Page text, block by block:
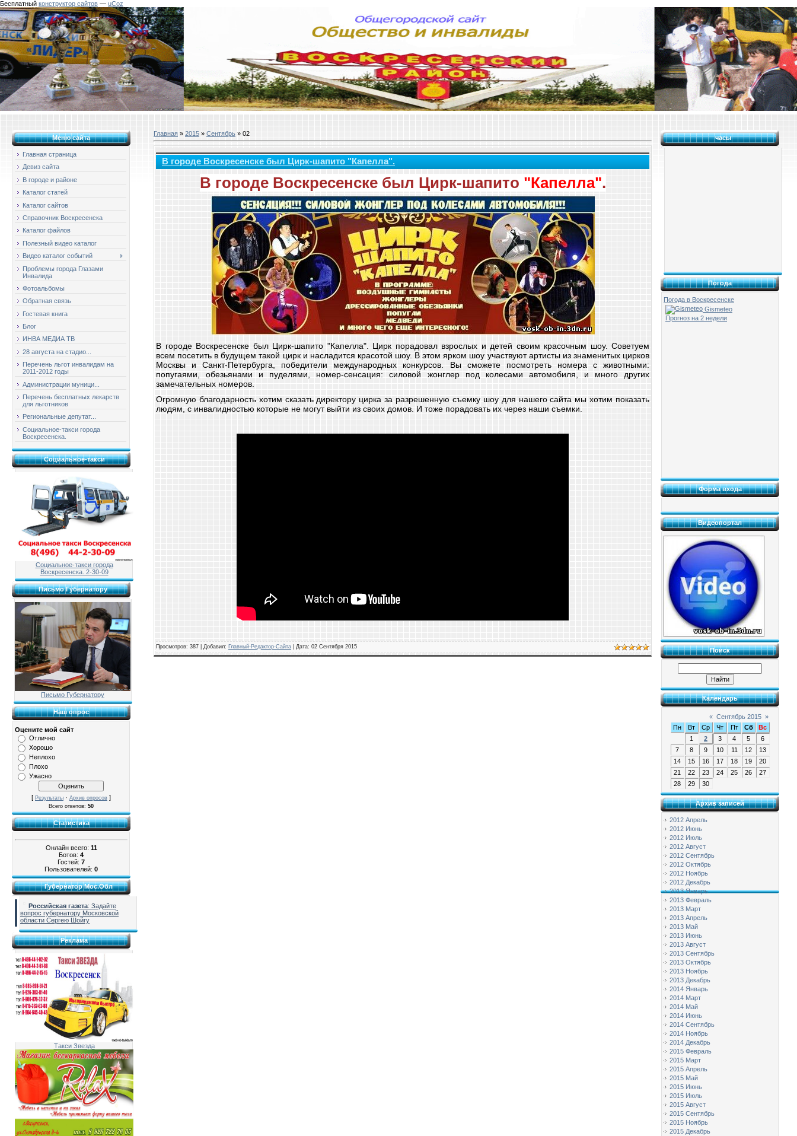
Бесплатный конструктор сайтов — uCoz
Меню сайта
Главная страница
Девиз сайта
В городе и районе
Каталог статей
Каталог сайтов
Справочник Воскресенска
Каталог файлов
Полезный видео каталог
Видео каталог событий
Проблемы города Глазами
Инвалида
Фотоальбомы
Обратная связь
Гостевая книга
Блог
ИНВА МЕДИА ТВ
28 августа на стадио...
Перечень льгот инвалидам на
2011-2012 годы
Администрации муници...
Перечень бесплатных лекарств
для льготников
Региональные депутат...
Социальное-такси города
Воскресенска.
Социальное-такси
Социальное-такси города
Воскресенска. 2-30-09
Письмо Губернатору
Письмо Губернатору
Наш опрос
Оцените мой сайт
Отлично
Хорошо
Неплохо
Плохо
Ужасно
[ Результаты · Архив опросов ]
Всего ответов: 50
Статистика
Онлайн всего: 11
Ботов: 4
Гостей: 7
Пользователей: 0
Губернатор Мос.Обл
Российская газета: Задайте
вопрос губернатору Московской
области Сергею Шойгу
Реклама
Такси Звезда
Главная » 2015 » Сентябрь » 02
В городе Воскресенске был Цирк-шапито "Капелла".
В городе Воскресенске был Цирк-шапито "Капелла".
В городе Воскресенске был Цирк-шапито "Капелла". Цирк порадовал взрослых и детей своим красочным шоу. Советуем
всем посетить в будущем такой цирк и насладится красотой шоу. В этом ярком шоу участвуют артисты из знаменитых цирков
Москвы и Санкт-Петербурга, победители международных конкурсов. Вы сможете посмотреть номера с животными:
попугаями, обезьянами и пуделями, номер-сенсация: силовой жонглер под колесами автомобиля, и много других
замечательных номеров.
Огромную благодарность хотим сказать директору цирка за разрешенную съемку шоу для нашего сайта мы хотим показать
людям, с инвалидностью которые не могут выйти из своих домов. И тоже порадовать их через наши съемки.
Просмотров: 387 | Добавил: Главный-Редактор-Сайта | Дата: 02 Сентября 2015
часы
Погода
Погода в Воскресенске
Gismeteo
Прогноз на 2 недели
Форма входа
Видеопортал
Поиск
Календарь
« Сентябрь 2015 »
Пн
Вт Ср Чт Пт Сб
Вс
1
2 3 4 5
6
7
8 9 10 11 12
13
14
15 16 17 18 19
20
21
22 23 24 25 26
27
28
29 30
Архив записей
2012 Апрель
2012 Июнь
2012 Июль
2012 Август
2012 Сентябрь
2012 Октябрь
2012 Ноябрь
2012 Декабрь
2013 Январь
2013 Февраль
2013 Март
2013 Апрель
2013 Май
2013 Июнь
2013 Август
2013 Сентябрь
2013 Октябрь
2013 Ноябрь
2013 Декабрь
2014 Январь
2014 Март
2014 Май
2014 Июнь
2014 Сентябрь
2014 Ноябрь
2014 Декабрь
2015 Февраль
2015 Март
2015 Апрель
2015 Май
2015 Июнь
2015 Июль
2015 Август
2015 Сентябрь
2015 Ноябрь
2015 Декабрь